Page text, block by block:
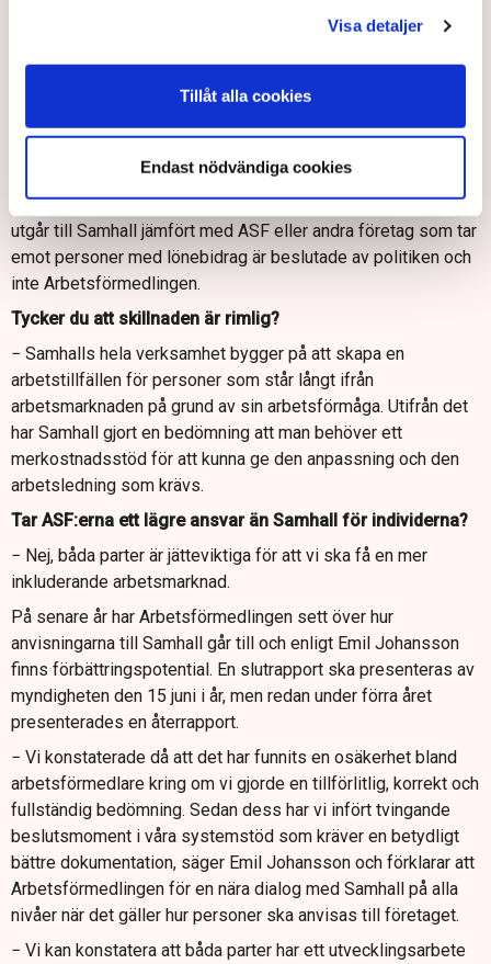
Visa detaljer
Tillåt alla cookies
Endast nödvändiga cookies
arbetstillfällen, beroende på vilken anpassning som behövs
Även ASF:er anpassar ju och anställer. Vad är skillnaden?
inte med den andra enligt vårt uppdrag. Vi använder helst ett
ASF innan det är aktuellt att gå till Samhall.
Emil Johansson poängterar att den skillnad i ersättning som
utgår till Samhall jämfört med ASF eller andra företag som tar
emot personer med lönebidrag är beslutade av politiken och
inte Arbetsförmedlingen.
Tycker du att skillnaden är rimlig?
− Samhalls hela verksamhet bygger på att skapa en
arbetstillfällen för personer som står långt ifrån
arbetsmarknaden på grund av sin arbetsförmåga. Utifrån det
har Samhall gjort en bedömning att man behöver ett
merkostnadsstöd för att kunna ge den anpassning och den
arbetsledning som krävs.
Tar ASF:erna ett lägre ansvar än Samhall för individerna?
− Nej, båda parter är jätteviktiga för att vi ska få en mer
inkluderande arbetsmarknad.
På senare år har Arbetsförmedlingen sett över hur
anvisningarna till Samhall går till och enligt Emil Johansson
finns förbättringspotential. En slutrapport ska presenteras av
myndigheten den 15 juni i år, men redan under förra året
presenterades en återrapport.
− Vi konstaterade då att det har funnits en osäkerhet bland
arbetsförmedlare kring om vi gjorde en tillförlitlig, korrekt och
fullständig bedömning. Sedan dess har vi infört tvingande
beslutsmoment i våra systemstöd som kräver en betydligt
bättre dokumentation, säger Emil Johansson och förklarar att
Arbetsförmedlingen för en nära dialog med Samhall på alla
nivåer när det gäller hur personer ska anvisas till företaget.
− Vi kan konstatera att båda parter har ett utvecklingsarbete